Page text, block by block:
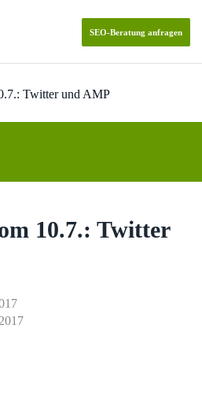
SEO-Beratung anfragen
Twitter und AMP
10.7.: Twitter